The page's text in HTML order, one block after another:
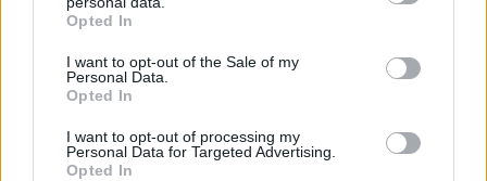
grant or deny consent to Google and its third-party tags to
use your data for below specified purposes in below Google
consent section.
Opted In
I want to opt-out of the Sale of my
Personal Data.
Opted In
I want to opt-out of processing my
Personal Data for Targeted Advertising.
Opted In
πριν 8 λεπτά
ΓΙΑΝΝΗΣ ΣΕΡΕΤΗΣ
πίεση και εναλλακτικές
πριν 8 λεπτά
πριν 8 λεπτά